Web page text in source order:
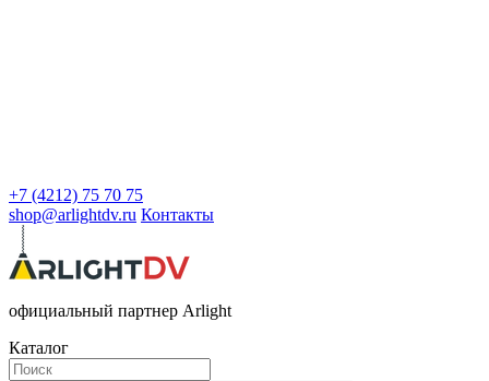
+7 (4212) 75 70 75
shop@arlightdv.ru Контакты
официальный партнер Arlight
Каталог